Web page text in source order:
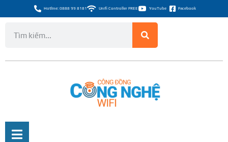
Hotline: 0888 99 8181 Unifi Controller FREE YouTube Facebook